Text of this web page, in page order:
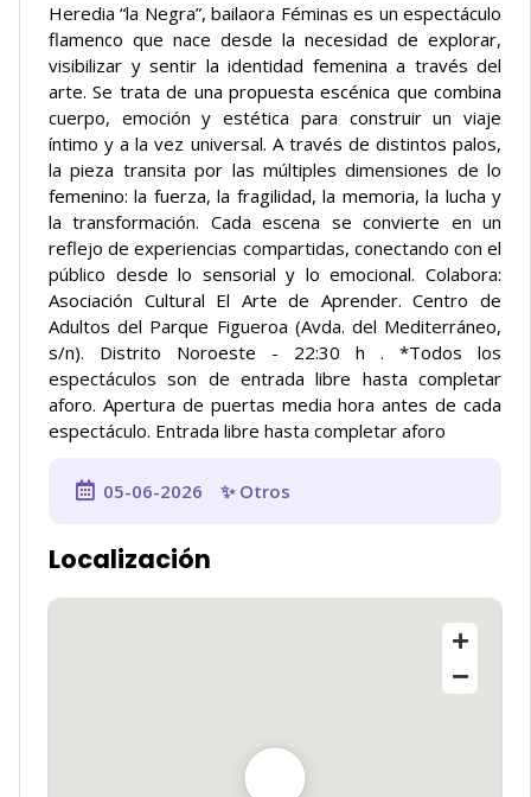
Heredia “la Negra”, bailaora Féminas es un espectáculo
flamenco que nace desde la necesidad de explorar,
visibilizar y sentir la identidad femenina a través del
arte. Se trata de una propuesta escénica que combina
cuerpo, emoción y estética para construir un viaje
íntimo y a la vez universal. A través de distintos palos,
la pieza transita por las múltiples dimensiones de lo
femenino: la fuerza, la fragilidad, la memoria, la lucha y
la transformación. Cada escena se convierte en un
reflejo de experiencias compartidas, conectando con el
público desde lo sensorial y lo emocional. Colabora:
Asociación Cultural El Arte de Aprender. Centro de
Adultos del Parque Figueroa (Avda. del Mediterráneo,
s/n). Distrito Noroeste - 22:30 h . *Todos los
espectáculos son de entrada libre hasta completar
aforo. Apertura de puertas media hora antes de cada
espectáculo. Entrada libre hasta completar aforo
05-06-2026 ✨ Otros
Localización